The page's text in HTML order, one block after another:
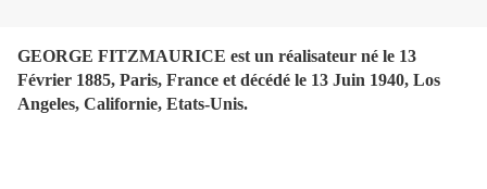
GEORGE FITZMAURICE est un réalisateur né le 13
Février 1885, Paris, France et décédé le 13 Juin 1940, Los
Angeles, Californie, Etats-Unis.